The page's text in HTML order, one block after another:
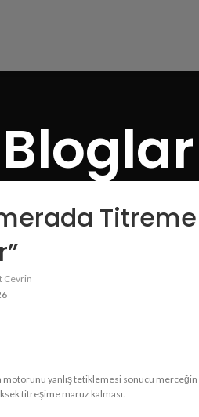
Bloglar
Cevrin
motorunu yanlış tetiklemesi sonucu
titreşime maruz kalması.